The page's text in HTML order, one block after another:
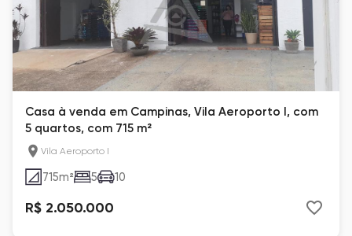
Casa à venda em Campinas, Vila Aeroporto I, com
5 quartos, com 715 m²
Vila Aeroporto I
715m² 5 10
R$ 2.050.000